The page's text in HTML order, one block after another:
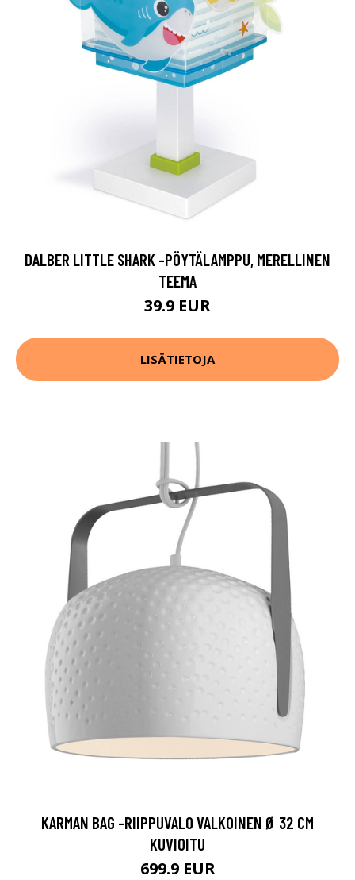
DALBER LITTLE SHARK -PÖYTÄLAMPPU, MERELLINEN
TEEMA
39.9 EUR
LISÄTIETOJA
KARMAN BAG -RIIPPUVALO VALKOINEN Ø 32 CM
KUVIOITU
699.9 EUR